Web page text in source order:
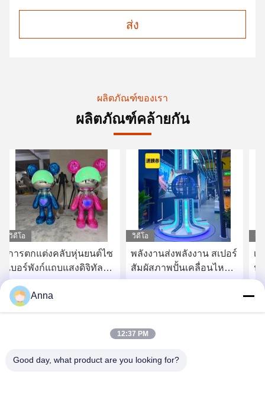
ส่ง
ผลิตภัณฑ์ของเรา
ผลิตภัณฑ์คล้ายกัน
วิดีโอ
พลังงานส่งพลังงาน สเปอร์
สัมผัสภาพปั้นเคลื่อนไหว
แสงสําหรับพื้นที่สาธารณะ
หา ราคา ที่ ดี ที่สุด
วิดีโอ
เหรียญม้าขนาดใหญ่
ประดับกลางแจ้ง
วิดี
ป
ก
เ
ป
ก
Anna
12:37 PM
Good day, what product are you looking for?